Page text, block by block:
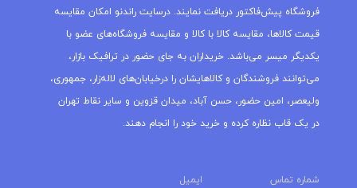
فروشگاه پیش‌فاکتور دریافت نمایند. درسایت راندنو امکان مقایسه
قیمت کالاها، مقایسه کالا با کالا و مقایسه فروشگاه‌های عضو با
یکدیگر میسر می‌باشد. خریداران به جای حضور در ترافیک بازار،
می‌توانند فروشندگان و کالاهایشان را درخیابان‌های لاله‌زار، جمهوری،
ولیعصر، امین حضور، حسن آباد، میدان قزوین و سایر نقاط تهران
در یک قاب نظاره کرده و خرید خود را انجام دهند.
شماره تماس ایمیل